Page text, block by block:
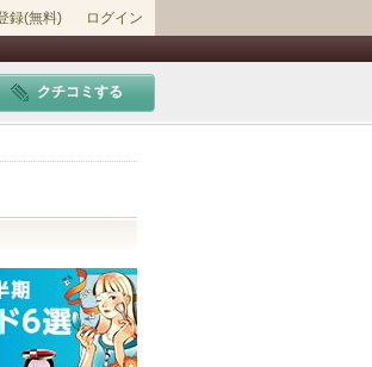
録(無料) ログイン
クチコミする